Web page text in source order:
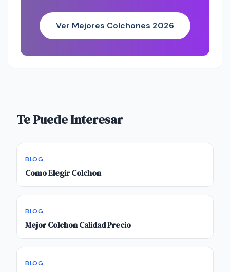
Ver Mejores Colchones 2026
Te Puede Interesar
BLOG
Como Elegir Colchon
BLOG
Mejor Colchon Calidad Precio
BLOG